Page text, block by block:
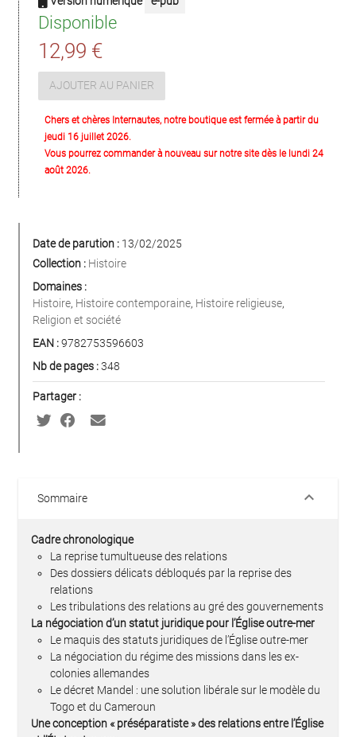
Disponible
12,99 €
AJOUTER AU PANIER
Chers et chères Internautes, notre boutique est fermée à partir du
jeudi 16 juillet 2026.
Vous pourrez commander à nouveau sur notre site dès le lundi 24
août 2026.
Date de parution : 13/02/2025
Collection : Histoire
Domaines :
Histoire, Histoire contemporaine, Histoire religieuse,
Religion et société
EAN :9782753596603
Nb de pages :348
Partager :
Sommaire keyboard_arrow_down
Cadre chronologique
La reprise tumultueuse des relations
Des dossiers délicats débloqués par la reprise des
relations
Les tribulations des relations au gré des gouvernements
La négociation d’un statut juridique pour l’Église outre-mer
Le maquis des statuts juridiques de l’Église outre-mer
La négociation du régime des missions dans les ex-
colonies allemandes
Le décret Mandel : une solution libérale sur le modèle du
Togo et du Cameroun
Une conception « préséparatiste » des relations entre l’Église